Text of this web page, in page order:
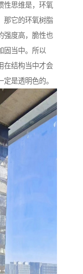
性思维是，环氧
那它的环氧树脂
强度高，脆性也
固当中。所以
在结构当中才会
是透明色的。